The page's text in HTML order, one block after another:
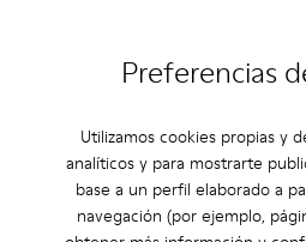
Preferencias
Utilizamos cookies propias y
analíticos y para mostrarte
base a un perfil elaborado a
navegación (por ejemplo,
Twins - K800678-001 - Sandalias
Twins - K800678-002